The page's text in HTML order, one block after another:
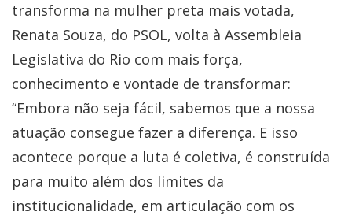
transforma na mulher preta mais votada,
Renata Souza, do PSOL, volta à Assembleia
Legislativa do Rio com mais força,
conhecimento e vontade de transformar:
“Embora não seja fácil, sabemos que a nossa
atuação consegue fazer a diferença. E isso
acontece porque a luta é coletiva, é construída
para muito além dos limites da
institucionalidade, em articulação com os